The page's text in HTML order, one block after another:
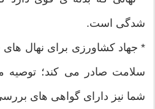
شدگی است.
* جهاد کشاورزی برای نهال
سلامت صادر می کند؛ توصیه
شما نیز دارای گواهی های